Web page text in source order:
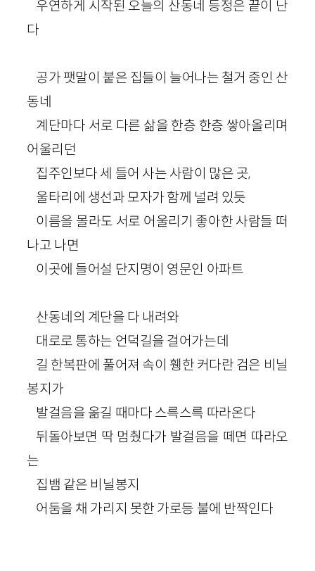
우연하게 시작된 오늘의 산동네 등정은 끝이 난
다
공가 팻말이 붙은 집들이 늘어나는 철거 중인 산
동네
계단마다 서로 다른 삶을 한층 한층 쌓아올리며
어울리던
집주인보다 세 들어 사는 사람이 많은 곳,
울타리에 생선과 모자가 함께 널려 있듯
이름을 몰라도 서로 어울리기 좋아한 사람들 떠
나고 나면
이곳에 들어설 단지명이 영문인 아파트
산동네의 계단을 다 내려와
대로로 통하는 언덕길을 걸어가는데
길 한복판에 풀어져 속이 휑한 커다란 검은 비닐
봉지가
발걸음을 옮길 때마다 스륵스륵 따라온다
뒤돌아보면 딱 멈췄다가 발걸음을 떼면 따라오
는
집뱀 같은 비닐봉지
어둠을 채 가리지 못한 가로등 불에 반짝인다